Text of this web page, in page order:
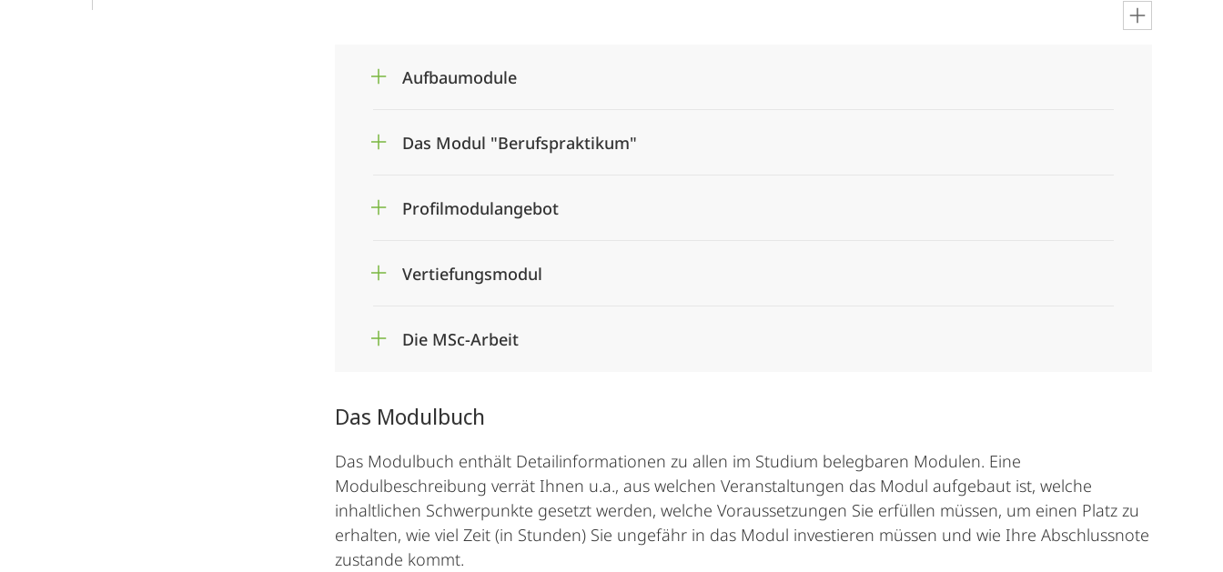
Aufbaumodule
Das Modul "Berufspraktikum"
Profilmodulangebot
Vertiefungsmodul
Die MSc-Arbeit
Das Modulbuch
Das Modulbuch enthält Detailinformationen zu allen im Studium belegbaren Modulen. Eine
Modulbeschreibung verrät Ihnen u.a., aus welchen Veranstaltungen das Modul aufgebaut ist, welche
inhaltlichen Schwerpunkte gesetzt werden, welche Voraussetzungen Sie erfüllen müssen, um einen Platz zu
erhalten, wie viel Zeit (in Stunden) Sie ungefähr in das Modul investieren müssen und wie Ihre Abschlussnote
zustande kommt.